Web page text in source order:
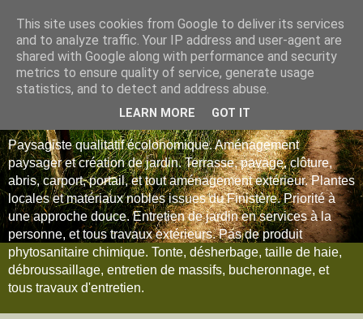
Paysagiste qualitatif écolonomique. Aménagement
paysager et création de jardin. Terrasse, pavage, clôture,
abris, carport, portail, et tout aménagement extérieur. Plantes
locales et matériaux nobles issues du Finistère. Priorité à
une approche douce. Entretien de jardin en services à la
personne, et tous travaux extérieurs. Pas de produit
phytosanitaire chimique. Tonte, désherbage, taille de haie,
débroussaillage, entretien de massifs, bucheronnage, et
tous travaux d'entretien.
This site uses cookies from Google to deliver its services
and to analyze traffic. Your IP address and user-agent are
shared with Google along with performance and security
metrics to ensure quality of service, generate usage
statistics, and to detect and address abuse.
LEARN MORE GOT IT